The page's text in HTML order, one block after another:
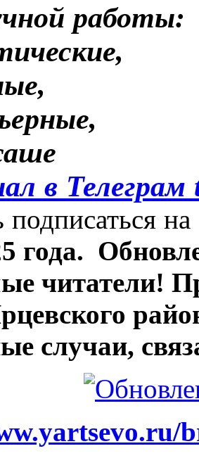
работы:
в Телеграм
подписаться
года.
читатели!
случаи,